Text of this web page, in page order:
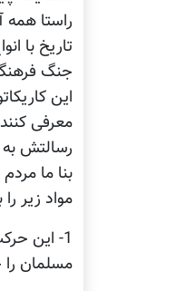
راستا
تاریخ با
جنگ
این
معرفی
رسالتش
بنا ما
مواد زیر
1- این
مسلمان